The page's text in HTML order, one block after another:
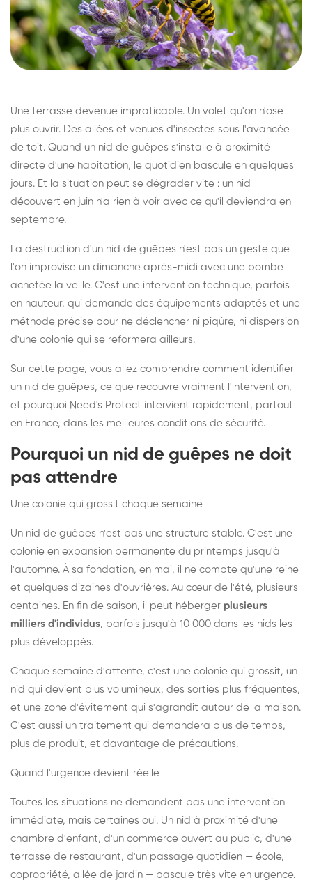
Une terrasse devenue impraticable. Un volet qu'on n'ose
plus ouvrir. Des allées et venues d'insectes sous l'avancée
de toit. Quand un nid de guêpes s'installe à proximité
directe d'une habitation, le quotidien bascule en quelques
jours. Et la situation peut se dégrader vite : un nid
découvert en juin n'a rien à voir avec ce qu'il deviendra en
septembre.
La destruction d'un nid de guêpes n'est pas un geste que
l'on improvise un dimanche après-midi avec une bombe
achetée la veille. C'est une intervention technique, parfois
en hauteur, qui demande des équipements adaptés et une
méthode précise pour ne déclencher ni piqûre, ni dispersion
d'une colonie qui se reformera ailleurs.
Sur cette page, vous allez comprendre comment identifier
un nid de guêpes, ce que recouvre vraiment l'intervention,
et pourquoi Need's Protect intervient rapidement, partout
en France, dans les meilleures conditions de sécurité.
Pourquoi un nid de guêpes ne doit
pas attendre
Une colonie qui grossit chaque semaine
Un nid de guêpes n'est pas une structure stable. C'est une
colonie en expansion permanente du printemps jusqu'à
l'automne. À sa fondation, en mai, il ne compte qu'une reine
et quelques dizaines d'ouvrières. Au cœur de l'été, plusieurs
centaines. En fin de saison, il peut héberger plusieurs
milliers d'individus, parfois jusqu'à 10 000 dans les nids les
plus développés.
Chaque semaine d'attente, c'est une colonie qui grossit, un
nid qui devient plus volumineux, des sorties plus fréquentes,
et une zone d'évitement qui s'agrandit autour de la maison.
C'est aussi un traitement qui demandera plus de temps,
plus de produit, et davantage de précautions.
Quand l'urgence devient réelle
Toutes les situations ne demandent pas une intervention
immédiate, mais certaines oui. Un nid à proximité d'une
chambre d'enfant, d'un commerce ouvert au public, d'une
terrasse de restaurant, d'un passage quotidien — école,
copropriété, allée de jardin — bascule très vite en urgence.